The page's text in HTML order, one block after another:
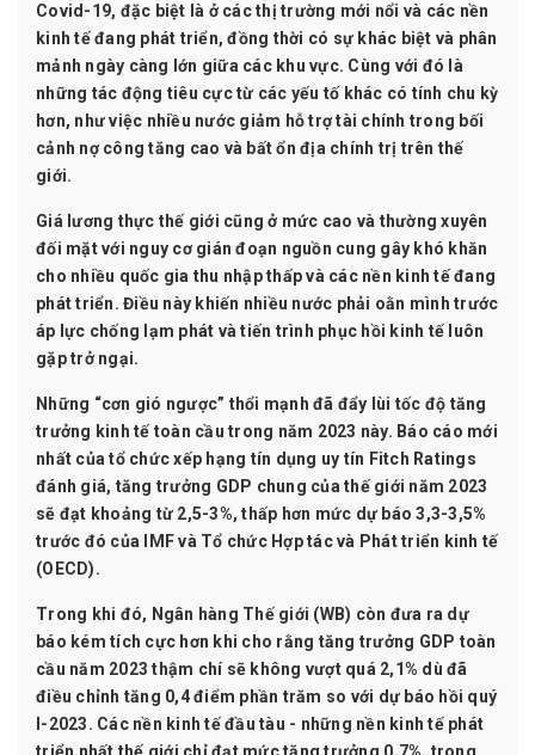
Covid-19, đặc biệt là ở các thị trường mới nổi và các nền
kinh tế đang phát triển, đồng thời có sự khác biệt và phân
mảnh ngày càng lớn giữa các khu vực. Cùng với đó là
những tác động tiêu cực từ các yếu tố khác có tính chu kỳ
hơn, như việc nhiều nước giảm hỗ trợ tài chính trong bối
cảnh nợ công tăng cao và bất ổn địa chính trị trên thế
giới.
Giá lương thực thế giới cũng ở mức cao và thường xuyên
đối mặt với nguy cơ gián đoạn nguồn cung gây khó khăn
cho nhiều quốc gia thu nhập thấp và các nền kinh tế đang
phát triển. Điều này khiến nhiều nước phải oằn mình trước
áp lực chống lạm phát và tiến trình phục hồi kinh tế luôn
gặp trở ngại.
Những “cơn gió ngược” thổi mạnh đã đẩy lùi tốc độ tăng
trưởng kinh tế toàn cầu trong năm 2023 này. Báo cáo mới
nhất của tổ chức xếp hạng tín dụng uy tín Fitch Ratings
đánh giá, tăng trưởng GDP chung của thế giới năm 2023
sẽ đạt khoảng từ 2,5-3%, thấp hơn mức dự báo 3,3-3,5%
trước đó của IMF và Tổ chức Hợp tác và Phát triển kinh tế
(OECD).
Trong khi đó, Ngân hàng Thế giới (WB) còn đưa ra dự
báo kém tích cực hơn khi cho rằng tăng trưởng GDP toàn
cầu năm 2023 thậm chí sẽ không vượt quá 2,1% dù đã
điều chỉnh tăng 0,4 điểm phần trăm so với dự báo hồi quý
I-2023. Các nền kinh tế đầu tàu - những nền kinh tế phát